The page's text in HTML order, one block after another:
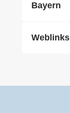
Bayern
Weblinks